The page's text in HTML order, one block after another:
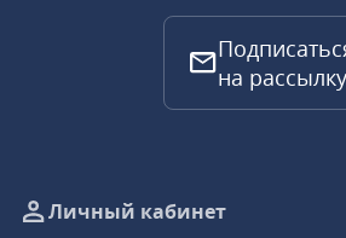
на рассылку
Личный кабинет